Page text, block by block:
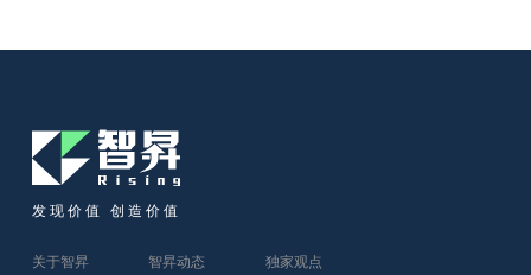
发现价值 创造价值
关于智昇 智昇动态 独家观点